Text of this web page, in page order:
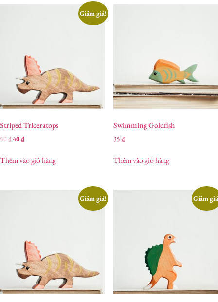
Giảm giá!
Striped Triceratops
50₫40₫
Thêm vào giỏ hàng
Swimming Goldfish
35 ₫
Thêm vào giỏ hàng
Giảm giá! Giảm